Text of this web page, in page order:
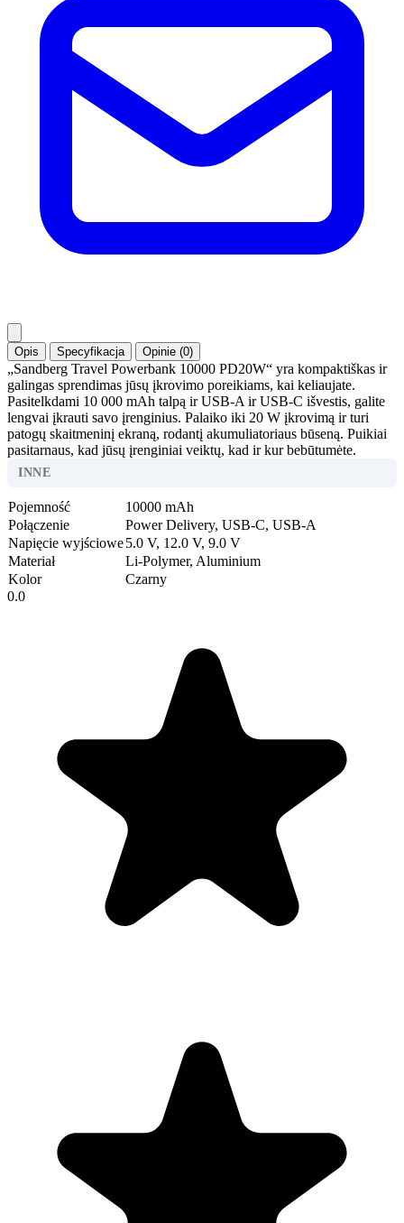
Opis Specyfikacja Opinie (0)
„Sandberg Travel Powerbank 10000 PD20W“ yra kompaktiškas ir
galingas sprendimas jūsų įkrovimo poreikiams, kai keliaujate.
Pasitelkdami 10 000 mAh talpą ir USB-A ir USB-C išvestis, galite
lengvai įkrauti savo įrenginius. Palaiko iki 20 W įkrovimą ir turi
patogų skaitmeninį ekraną, rodantį akumuliatoriaus būseną. Puikiai
pasitarnaus, kad jūsų įrenginiai veiktų, kad ir kur bebūtumėte.
INNE
Pojemność
10000 mAh
Połączenie
Power Delivery, USB-C, USB-A
Napięcie wyjściowe5.0 V, 12.0 V, 9.0 V
Materiał
Li-Polymer, Aluminium
Kolor
Czarny
0.0